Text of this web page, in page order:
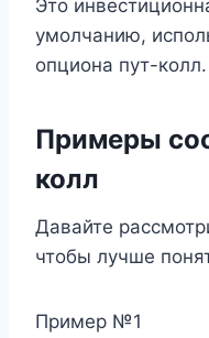
Это
умолчанию,
опциона пут-колл.
Примеры
колл
Давайте
чтобы лучше
Пример №1